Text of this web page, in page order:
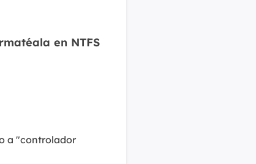
en NTFS
a "controlador